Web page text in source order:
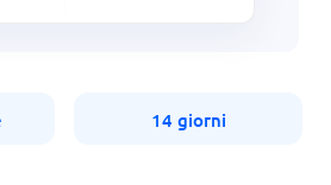
14 giorni